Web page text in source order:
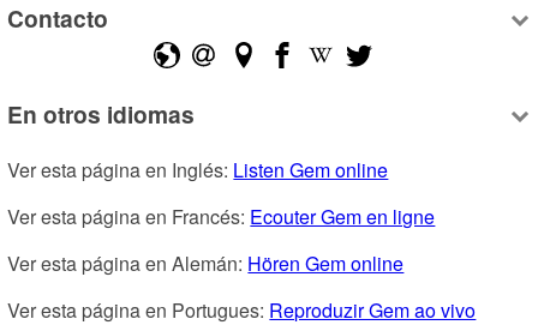
Contacto
En otros idiomas
Ver esta página en Inglés: Listen Gem online
Ver esta página en Francés: Ecouter Gem en ligne
Ver esta página en Alemán: Hören Gem online
Ver esta página en Portugues: Reproduzir Gem ao vivo